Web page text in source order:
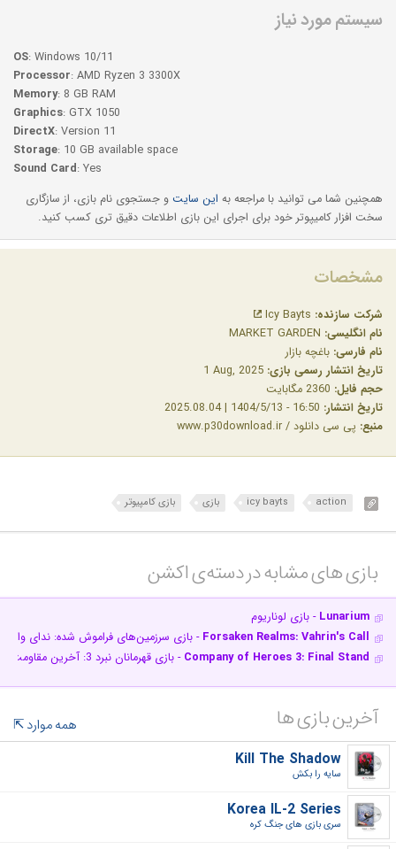
سیستم مورد نیاز
OS: Windows 10/11
Processor: AMD Ryzen 3 3300X
Memory: 8 GB RAM
Graphics: GTX 1050
DirectX: Version 11
Storage: 10 GB available space
Sound Card: Yes
همچنین شما می توانید با مراجعه به این سایت و جستجوی نام بازی، از سازگاری
سخت افزار کامیپوتر خود برای اجرای این بازی اطلاعات دقیق تری کسب کنید.
مشخصات
شرکت سازنده:
نام انگلیسی:
نام فارسی: باغچه بازار
تاریخ انتشار رسمی بازی:
حجم فایل:
تاریخ انتشار:
منبع: پی سی دانلود / www.p30download.ir
action
icy bayts بازی بازی کامپیوتر
بازی های مشابه در دسته‌ی‌ اکشن‎
Lunarium - بازی لوناریوم
Forsaken Realms: Vahrin's Call - بازی سرزمین‌های فراموش شده: ندای
Company of Heroes 3: Final Stand - بازی قهرمانان نبرد 3: آخرین مقاومت
آخرین بازی ها
همه موارد
Kill The Shadow
سایه را بکش‎
Korea IL-2 Series
سری بازی های جنگ کره‎